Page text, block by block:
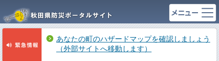
あなたの町のハザードマップを確認しましょう
（外部サイトへ移動します）